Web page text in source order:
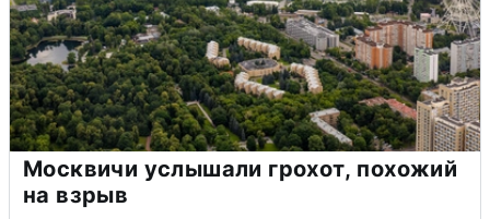
Москвичи услышали грохот, похожий
на взрыв